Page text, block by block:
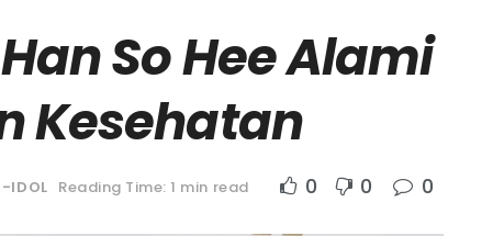
So Hee Alami
Kesehatan
IDOL Reading Time: 1 min read 0 0 0